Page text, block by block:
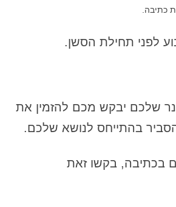
לפני תחילת הסשן.
שלכם יבקש מכם להזמין את
בהתייחס לנושא שלכם.
בכתיבה, בקשו זאת